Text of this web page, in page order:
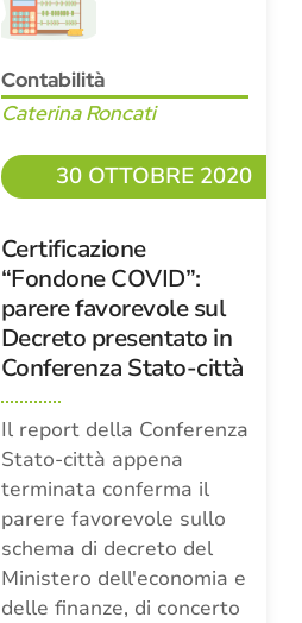
Contabilità
Caterina Roncati
30 OTTOBRE 2020
Certificazione
“Fondone COVID”:
parere favorevole sul
Decreto presentato in
Conferenza Stato-città
Il report della Conferenza
Stato-città appena
terminata conferma il
parere favorevole sullo
schema di decreto del
Ministero dell'economia e
delle finanze, di concerto